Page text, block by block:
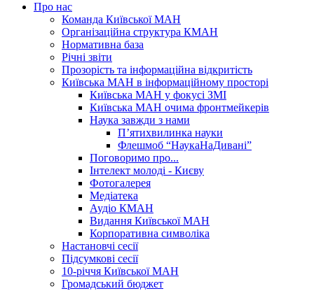
Про нас
Команда Київської МАН
Організаційна структура КМАН
Нормативна база
Річні звіти
Прозорість та інформаційна відкритість
Київська МАН в інформаційному просторі
Київська МАН у фокусі ЗМІ
Київська МАН очима фронтмейкерів
Наука завжди з нами
П’ятихвилинка науки
Флешмоб “НаукаНаДивані”
Поговоримо про...
Інтелект молоді - Києву
Фотогалерея
Медіатека
Аудіо КМАН
Видання Київської МАН
Корпоративна символіка
Настановчі сесії
Підсумкові сесії
10-річчя Київської МАН
Громадський бюджет